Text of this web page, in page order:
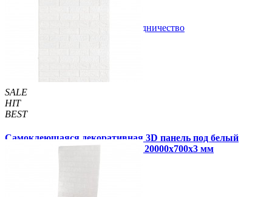
Купить Сотрудничество
SALE
HIT
BEST
Самоклеющаяся декоративная 3D панель под белый
матовый кирпич в рулоне 20 м 20000x700x3 мм